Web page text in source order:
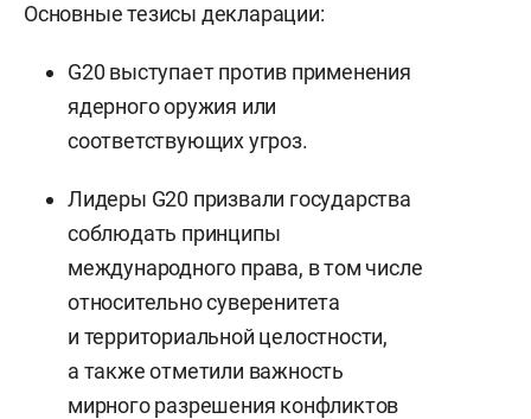
Основные тезисы декларации:
G20 выступает против применения
ядерного оружия или
соответствующих угроз.
Лидеры G20 призвали государства
соблюдать принципы
международного права, в том числе
относительно суверенитета
и территориальной целостности,
а также отметили важность
мирного разрешения конфликтов